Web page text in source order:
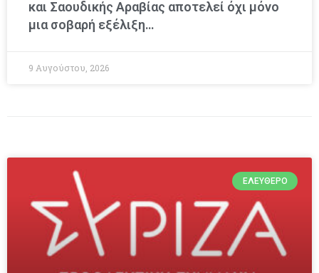
και Σαουδικής Αραβίας αποτελεί όχι μόνο
μια σοβαρή εξέλιξη…
9 Αυγούστου, 2026
ΕΛΕΎΘΕΡΟ